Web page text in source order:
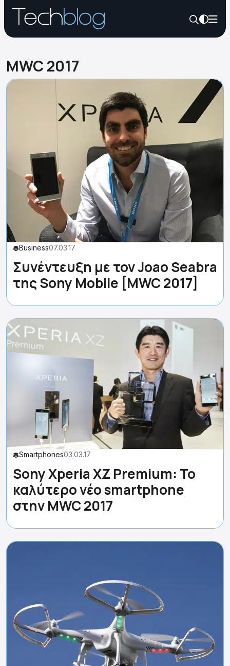
MWC 2017
Business07.03.17
Συνέντευξη με τον Joao Seabra
της Sony Mobile [MWC 2017]
Smartphones03.03.17
Sony Xperia XZ Premium: Το
καλύτερο νέο smartphone
στην MWC 2017